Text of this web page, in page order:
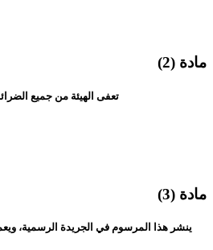
مادة (2)
تعفى الهيئة من جميع
مادة (3)
ينشر هذا المرسوم في الجريدة الرسمية،